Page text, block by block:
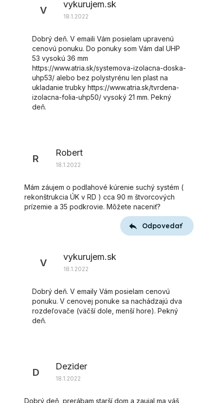
V
vykurujem.sk
18.1.2022
Dobrý deň. V emaili Vám posielam upravenú
cenovú ponuku. Do ponuky som Vám dal UHP
53 vysokú 36 mm
https://www.atria.sk/systemova-izolacna-doska-
uhp53/ alebo bez polystyrénu len plast na
ukladanie trubky https://www.atria.sk/tvrdena-
izolacna-folia-uhp50/ vysoký 21 mm. Pekný
deň.
R
Robert
18.1.2022
Mám záujem o podlahové kúrenie suchý systém (
rekonštrukcia ÚK v RD ) cca 90 m štvorcových
prízemie a 35 podkrovie. Môžete naceniť?
Odpovedať
V
vykurujem.sk
18.1.2022
Dobrý deň. V emaily Vám posielam cenovú
ponuku. V cenovej ponuke sa nachádzajú dva
rozdeľovače (väčší dole, menší hore). Pekný
deň.
D
Dezider
18.1.2022
Dobrý deň, prerábam starší dom a zaujal ma váš